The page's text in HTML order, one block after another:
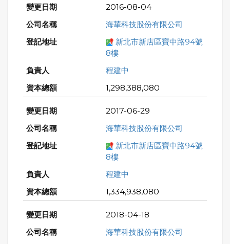
2016-08-04
海華科技股份有限公司
新北市新店區寶中路94號
8樓
程建中
1,298,388,080
2017-06-29
海華科技股份有限公司
新北市新店區寶中路94號
8樓
程建中
1,334,938,080
2018-04-18
海華科技股份有限公司